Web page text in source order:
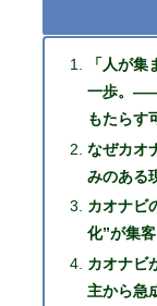
「人が
一歩。――
もたらす
なぜカオ
みのある
カオナビ
化”が集
カオナビ
主から急